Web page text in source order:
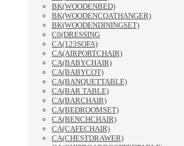
BK(WOODENBED)
BK(WOODENCOATHANGER)
BK(WOODENDININGSET)
C0(DRESSING
CA(123SOFA)
CA(AIRPORTCHAIR)
CA(BABYCHAIR)
CA(BABYCOT)
CA(BANQUETTABLE)
CA(BAR TABLE)
CA(BARCHAIR)
CA(BEDROOMSET)
CA(BENCHCHAIR)
CA(CAFECHAIR)
CA(CHESTDRAWER)